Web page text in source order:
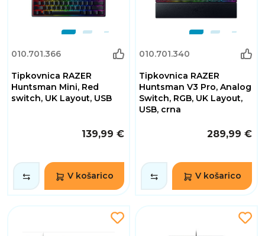
010.701.366
Tipkovnica RAZER
Huntsman Mini, Red
switch, UK Layout, USB
139,99 €
V košarico
010.701.340
Tipkovnica RAZER
Huntsman V3 Pro, Analog
Switch, RGB, UK Layout,
USB, crna
289,99 €
V košarico